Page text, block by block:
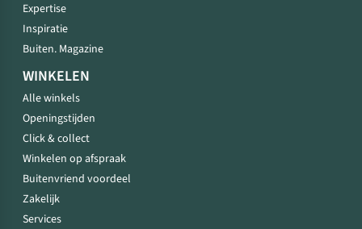
Expertise
Inspiratie
Buiten. Magazine
WINKELEN
Alle winkels
Openingstijden
Click & collect
Winkelen op afspraak
Buitenvriend voordeel
Zakelijk
Services